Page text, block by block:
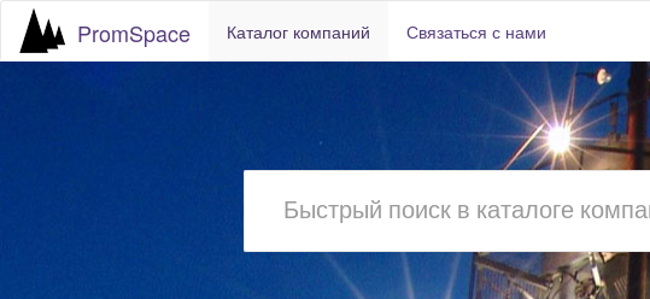
PromSpace Каталог компаний Связаться с нами